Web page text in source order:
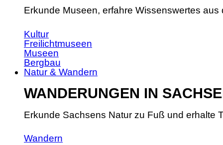
Erkunde Museen, erfahre Wissenswertes
Kultur
Freilichtmuseen
Museen
Bergbau
Natur & Wandern
WANDERUNGEN IN
Erkunde Sachsens Natur zu Fuß und erhalte
Wandern